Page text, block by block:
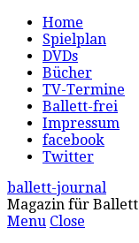
Home
Spielplan
DVDs
Bücher
TV-Termine
Ballett-frei
Impressum
facebook
Twitter
ballett-journal
Magazin für Ballett
Menu Close